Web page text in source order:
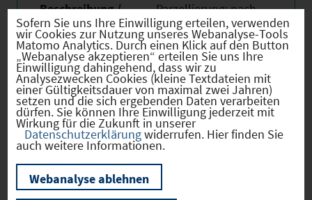
Beschreibung /
besondere
Merkmale
Parzellierung: nach
Bedarf
Link
https://www.dilling
en-
donau.de/index.ph
p?id=240
Verkehr
Sofern Sie uns Ihre Einwilligung erteilen, verwenden
wir Cookies zur Nutzung unseres Webanalyse-Tools
Matomo Analytics. Durch einen Klick auf den Button
„Webanalyse akzeptieren“ erteilen Sie uns Ihre
Einwilligung dahingehend, dass wir zu
Analysezwecken Cookies (kleine Textdateien mit
einer Gültigkeitsdauer von maximal zwei Jahren)
setzen und die sich ergebenden Daten verarbeiten
dürfen. Sie können Ihre Einwilligung jederzeit mit
Wirkung für die Zukunft in unserer
Datenschutzerklärungwiderrufen. Hier finden Sie
auch weitere Informationen.
Webanalyse ablehnen